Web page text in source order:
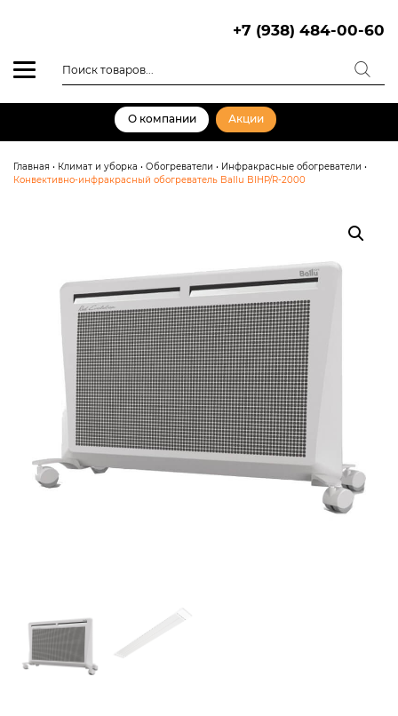
+7 (938) 484-00-60
товаров
О компании Акции
Главная • Климат и уборка • Обогреватели • Инфракрасные обогреватели •
Конвективно-инфракрасный обогреватель Ballu BIHP/R-2000